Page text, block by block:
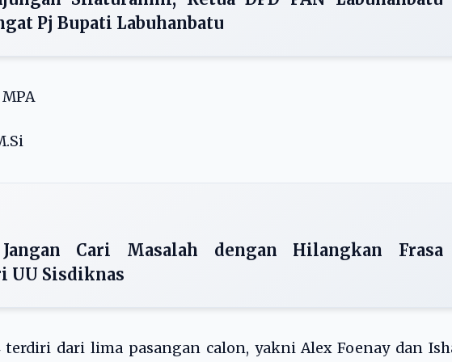
Pj Bupati Labuhanbatu
Cari Masalah dengan Hilangkan Frasa
UU Sisdiknas
terdiri dari lima pasangan calon, yakni Alex Foenay dan